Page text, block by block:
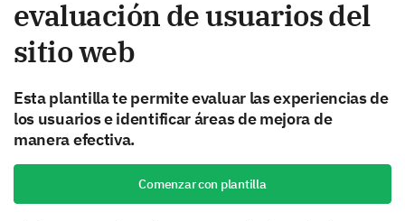
evaluación de usuarios del
sitio web
Esta plantilla te permite evaluar las experiencias de
los usuarios e identificar áreas de mejora de
manera efectiva.
Comenzar con plantilla